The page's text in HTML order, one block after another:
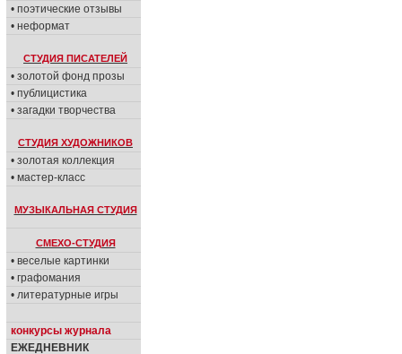
• поэтические отзывы
• неформат
СТУДИЯ ПИСАТЕЛЕЙ
• золотой фонд прозы
• публицистика
• загадки творчества
СТУДИЯ ХУДОЖНИКОВ
• золотая коллекция
• мастер-класс
МУЗЫКАЛЬНАЯ СТУДИЯ
СМЕХО-СТУДИЯ
• веселые картинки
• графомания
• литературные игры
конкурсы журнала
ЕЖЕДНЕВНИК